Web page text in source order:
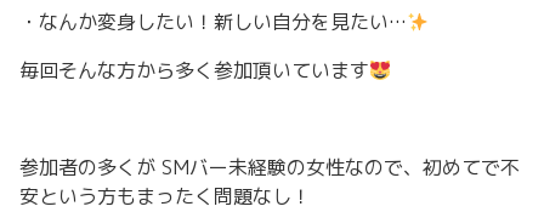
・なんか変身したい！新しい自分を見たい…
毎回そんな方から多く参加頂いています
参加者の多くが SMバー未経験の女性なので、 初めてで不
安という方もまったく問題なし！